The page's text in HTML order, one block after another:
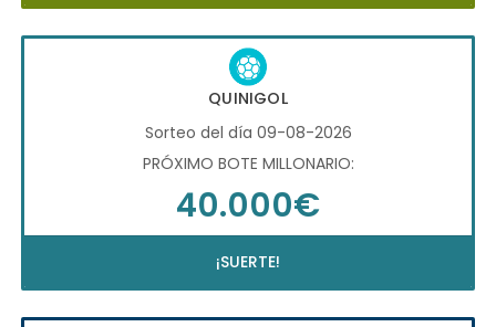
QUINIGOL
Sorteo del día 09-08-2026
PRÓXIMO BOTE MILLONARIO:
40.000€
¡SUERTE!